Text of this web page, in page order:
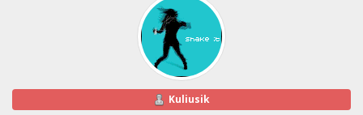
Kuliusik